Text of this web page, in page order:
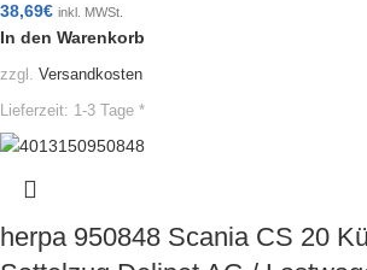
38,69€ inkl. MWSt.
In den Warenkorb
zzgl. Versandkosten
Lieferzeit: 1-3 Tage *
herpa 950848 Scania CS 20